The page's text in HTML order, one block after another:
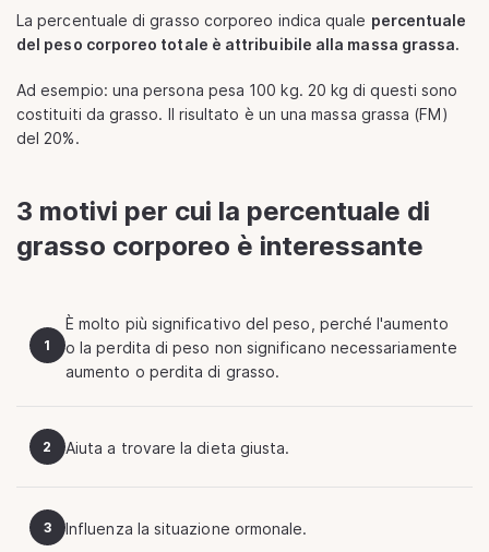
La percentuale di grasso corporeo indica quale percentuale
del peso corporeo totale è attribuibile alla massa grassa.
Ad esempio: una persona pesa 100 kg. 20 kg di questi sono
costituiti da grasso. Il risultato è un una massa grassa (FM)
del 20%.
3 motivi per cui la percentuale di
grasso corporeo è interessante
1
È molto più significativo del peso, perché l'aumento
o la perdita di peso non significano necessariamente
aumento o perdita di grasso.
2 Aiuta a trovare la dieta giusta.
3 Influenza la situazione ormonale.